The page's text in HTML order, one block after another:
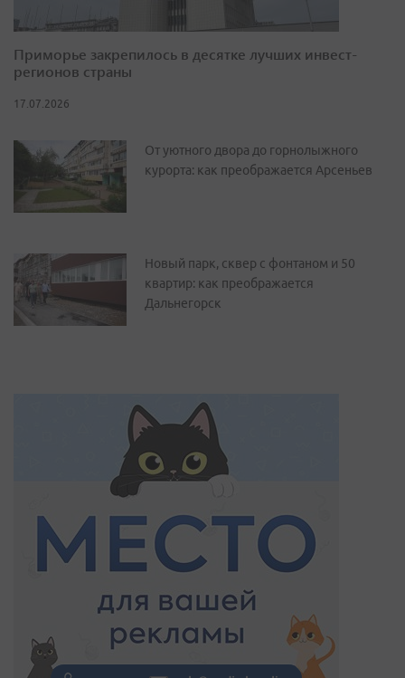
Приморье закрепилось в десятке лучших инвест-
регионов страны
17.07.2026
От уютного двора до горнолыжного
курорта: как преображается Арсеньев
Новый парк, сквер с фонтаном и 50
квартир: как преображается
Дальнегорск